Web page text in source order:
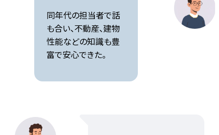
同年代の担当者で話
も合い、不動産、建物
性能などの知識も豊
富で安心できた。